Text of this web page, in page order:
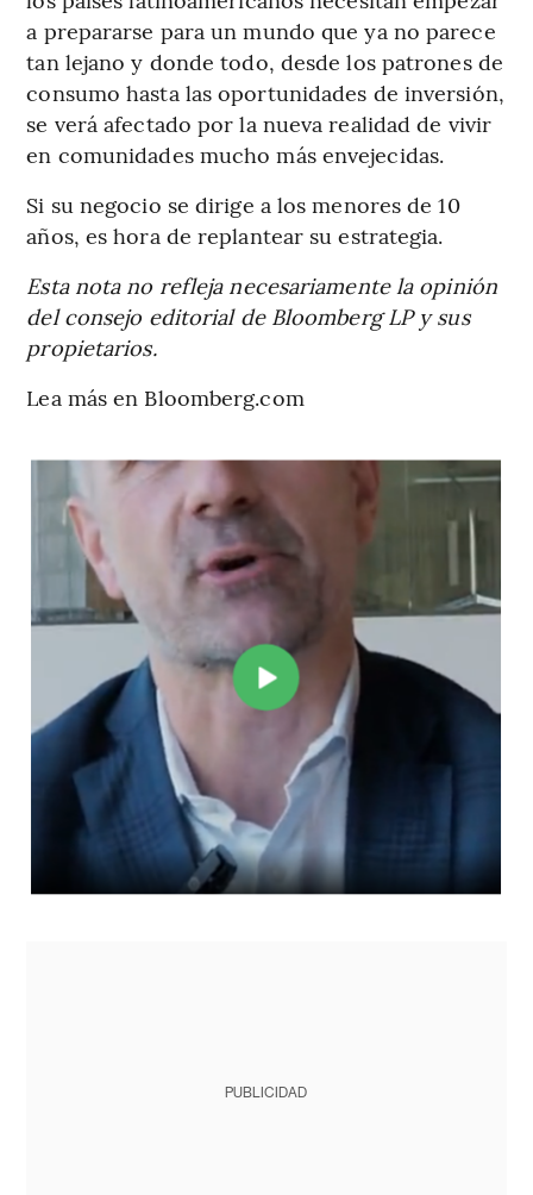
a prepararse para un mundo que ya no parece
tan lejano y donde todo, desde los patrones de
consumo hasta las oportunidades de inversión,
se verá afectado por la nueva realidad de vivir
en comunidades mucho más envejecidas.
Si su negocio se dirige a los menores de 10
años, es hora de replantear su estrategia.
Esta nota no refleja necesariamente la opinión
del consejo editorial de Bloomberg LP y sus
propietarios.
Lea más en Bloomberg.com
PUBLICIDAD